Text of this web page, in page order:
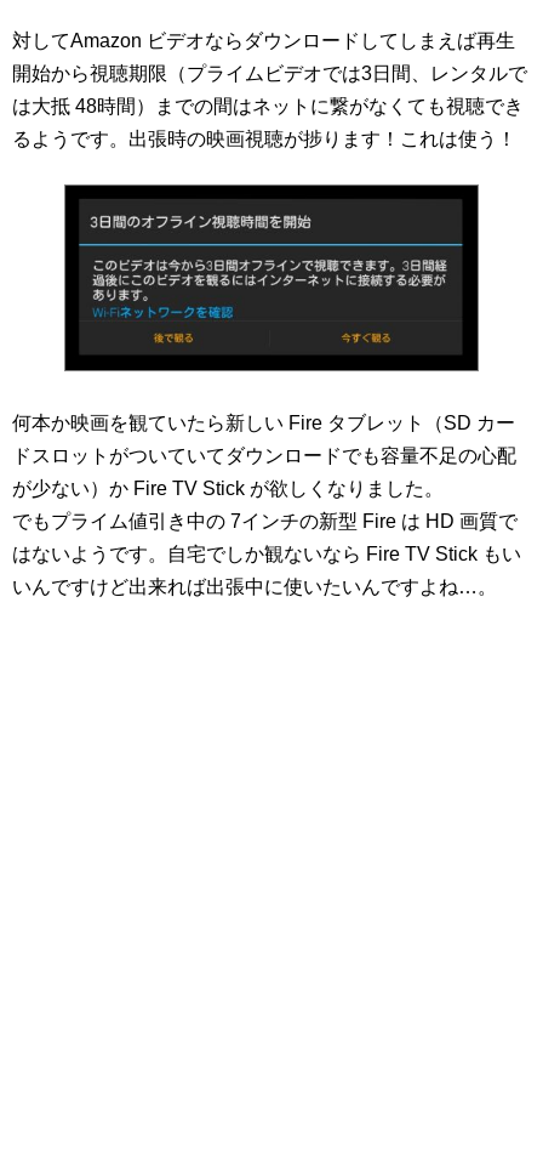
対してAmazon ビデオならダウンロードしてしまえば再生
開始から視聴期限（プライムビデオでは3日間、レンタルで
は大抵 48時間）までの間はネットに繋がなくても視聴でき
るようです。出張時の映画視聴が捗ります！これは使う！
何本か映画を観ていたら新しい Fire タブレット（SD カー
ドスロットがついていてダウンロードでも容量不足の心配
が少ない）か Fire TV Stick が欲しくなりました。
でもプライム値引き中の 7インチの新型 Fire は HD 画質で
はないようです。自宅でしか観ないなら Fire TV Stick もい
いんですけど出来れば出張中に使いたいんですよね…。